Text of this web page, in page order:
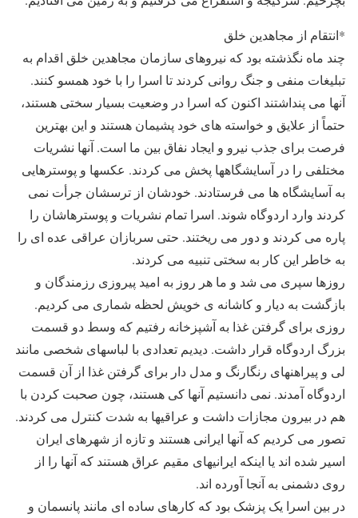
*انتقام از مجاهدین خلق
چند ماه نگذشته بود که نیروهای سازمان مجاهدین خلق اقدام به
تبلیغات منفی و جنگ روانی کردند تا اسرا را با خود همسو کنند.
آنها می پنداشتند اکنون که اسرا در وضعیت بسیار سختی هستند،
حتماً از علایق و خواسته های خود پشیمان هستند و این بهترین
فرصت برای جذب نیرو و ایجاد نفاق بین ما است. آنها نشریات
مختلفی را در آسایشگاهها پخش می کردند. عکسها و پوسترهایی
به آسایشگاه ها می فرستادند. خودشان از ترسشان جرأت نمی
کردند وارد اردوگاه شوند. اسرا تمام نشریات و پوسترهاشان را
پاره می کردند و دور می ریختند. حتی سربازان عراقی عده ای را
به خاطر این کار به سختی تنبیه می کردند.
روزها سپری می شد و ما هر روز به امید پیروزی رزمندگان و
بازگشت به دیار و کاشانه ی خویش لحظه شماری می کردیم.
روزی برای گرفتن غذا به آشپزخانه رفتیم که وسط دو قسمت
بزرگ اردوگاه قرار داشت. دیدیم تعدادی با لباسهای شخصی مانند
لی و پیراهنهای رنگارنگ و مدل دار برای گرفتن غذا از آن قسمت
اردوگاه آمدند. نمی دانستیم آنها کی هستند، چون صحبت کردن با
هم در بیرون مجازات داشت و عراقیها به شدت کنترل می کردند.
تصور می کردیم که آنها ایرانی هستند و تازه از شهرهای ایران
اسیر شده اند یا اینکه ایرانیهای مقیم عراق هستند که آنها را از
روی دشمنی به آنجا آورده اند.
در بین اسرا یک پزشک بود که کارهای ساده ای مانند پانسمان و